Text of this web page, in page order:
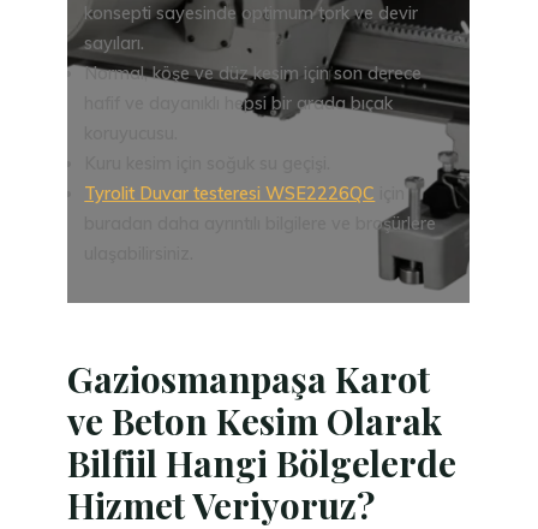
konsepti sayesinde optimum tork ve devir
sayıları.
Normal, köşe ve düz kesim için son derece
hafif ve dayanıklı hepsi bir arada bıçak
Tyrolit Duvar testeresi WSE2226QC
buradan daha ayrıntılı bilgilere ve broşürlere
Gaziosmanpaşa Karot
ve Beton Kesim Olarak
Bilfiil Hangi Bölgelerde
Hizmet Veriyoruz?